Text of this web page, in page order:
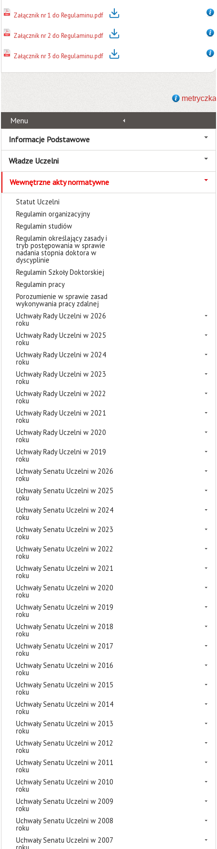
Załącznik nr 1 do Regulaminu.pdf
Załącznik nr 2 do Regulaminu.pdf
Załącznik nr 3 do Regulaminu.pdf
metryczka
Menu
Informacje Podstawowe
Władze Uczelni
Wewnętrzne akty normatywne
Statut Uczelni
Regulamin organizacyjny
Regulamin studiów
Regulamin określający zasady i
tryb postępowania w sprawie
nadania stopnia doktora w
dyscyplinie
Regulamin Szkoły Doktorskiej
Regulamin pracy
Porozumienie w sprawie zasad
wykonywania pracy zdalnej
Uchwały Rady Uczelni w 2026
roku
Uchwały Rady Uczelni w 2025
roku
Uchwały Rady Uczelni w 2024
roku
Uchwały Rady Uczelni w 2023
roku
Uchwały Rady Uczelni w 2022
roku
Uchwały Rady Uczelni w 2021
roku
Uchwały Rady Uczelni w 2020
roku
Uchwały Rady Uczelni w 2019
roku
Uchwały Senatu Uczelni w 2026
roku
Uchwały Senatu Uczelni w 2025
roku
Uchwały Senatu Uczelni w 2024
roku
Uchwały Senatu Uczelni w 2023
roku
Uchwały Senatu Uczelni w 2022
roku
Uchwały Senatu Uczelni w 2021
roku
Uchwały Senatu Uczelni w 2020
roku
Uchwały Senatu Uczelni w 2019
roku
Uchwały Senatu Uczelni w 2018
roku
Uchwały Senatu Uczelni w 2017
roku
Uchwały Senatu Uczelni w 2016
roku
Uchwały Senatu Uczelni w 2015
roku
Uchwały Senatu Uczelni w 2014
roku
Uchwały Senatu Uczelni w 2013
roku
Uchwały Senatu Uczelni w 2012
roku
Uchwały Senatu Uczelni w 2011
roku
Uchwały Senatu Uczelni w 2010
roku
Uchwały Senatu Uczelni w 2009
roku
Uchwały Senatu Uczelni w 2008
roku
Uchwały Senatu Uczelni w 2007